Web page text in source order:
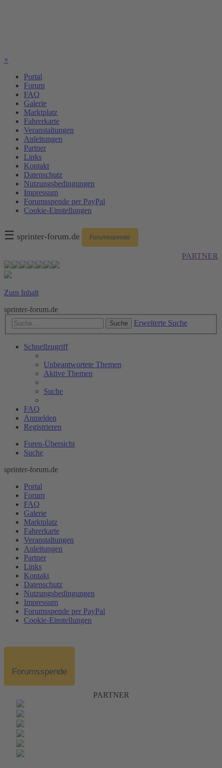
×
Portal
Forum
FAQ
Galerie
Marktplatz
Fahrerkarte
Veranstaltungen
Anleitungen
Partner
Links
Kontakt
Datenschutz
Nutzungsbedingungen
Impressum
Forumsspende per PayPal
Cookie-Einstellungen
☰ sprinter-forum.de Forumsspende
PARTNER
Zum Inhalt
sprinter-forum.de
Suche Erweiterte Suche
Schnellzugriff
Unbeantwortete Themen
Aktive Themen
Suche
FAQ
Anmelden
Registrieren
Foren-Übersicht
Suche
sprinter-forum.de
Portal
Forum
FAQ
Galerie
Marktplatz
Fahrerkarte
Veranstaltungen
Anleitungen
Partner
Links
Kontakt
Datenschutz
Nutzungsbedingungen
Impressum
Forumsspende per PayPal
Cookie-Einstellungen
Forumsspende
PARTNER